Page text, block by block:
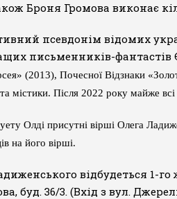
Броня Громова виконає
псевдонім відомих
письменників-фантастів
(2013), Почесної Відзнаки
містики. Після 2022 року майже всі
Олді присутні вірші Олега
на його вірші.
відбудеться 1-
буд. 36/3. (Вхід з вул.